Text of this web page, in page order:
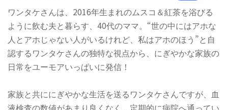
ワンタケさんは、2016年生まれのムスコ＆紅茶を浴びる
ように飲む夫と暮らす、40代のママ。“世の中にはアホな
人とアホじゃない人がいるけれど、私はアホのほう”と自
認するワンタケさんの独特な視点から、にぎやかな家族の
日常をユーモアいっぱいに発信！
家族と共ににぎやかな生活を送るワンタケさんですが、血
液検査の数値があまり良くなく、定期的に病院へ通ってい